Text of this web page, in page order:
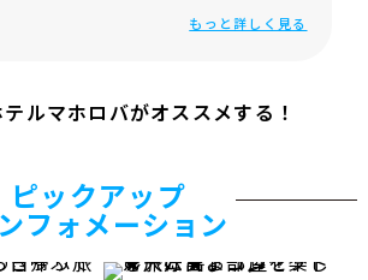
もっと詳しく見る
ルマホロバがオススメする！
ピックアップ
フォメーション